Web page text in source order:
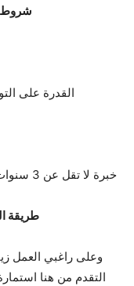
شروط
القدرة على
خبرة لا تقل عن 3 سنوات في العمل في دور الصحافة أو الاتصالات.
طريقة
وعلى راغبي العمل